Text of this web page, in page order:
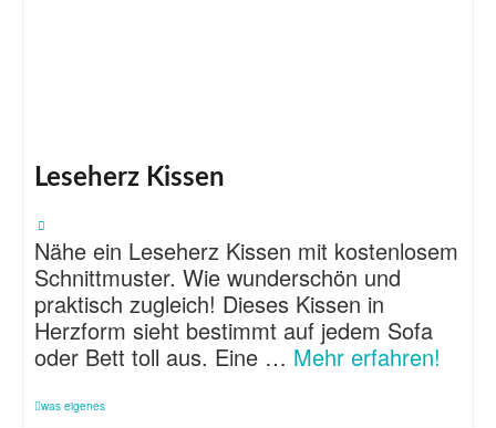
Leseherz Kissen
Nähe ein Leseherz Kissen mit kostenlosem
Schnittmuster. Wie wunderschön und
praktisch zugleich! Dieses Kissen in
Herzform sieht bestimmt auf jedem Sofa
oder Bett toll aus. Eine … Mehr erfahren!
was eigenes